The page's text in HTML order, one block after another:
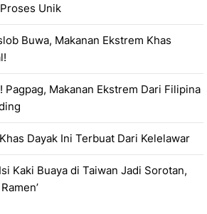
Unik
Buwa, Makanan Ekstrem Khas
Makanan Ekstrem Dari Filipina
Dayak Ini Terbuat Dari Kelelawar
Kaki Buaya di Taiwan Jadi Sorotan,